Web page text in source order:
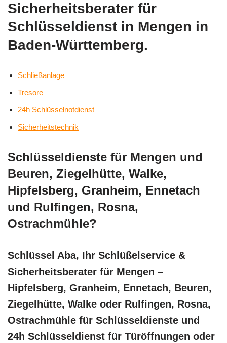
Sicherheitsberater für
Schlüsseldienst in Mengen in
Baden-Württemberg.
Schließanlage
Tresore
24h Schlüsselnotdienst
Sicherheitstechnik
Schlüsseldienste für Mengen und
Beuren, Ziegelhütte, Walke,
Hipfelsberg, Granheim, Ennetach
und Rulfingen, Rosna,
Ostrachmühle?
Schlüssel Aba, Ihr Schlüßelservice &
Sicherheitsberater für Mengen –
Hipfelsberg, Granheim, Ennetach, Beuren,
Ziegelhütte, Walke oder Rulfingen, Rosna,
Ostrachmühle für Schlüsseldienste und
24h Schlüsseldienst für Türöffnungen oder